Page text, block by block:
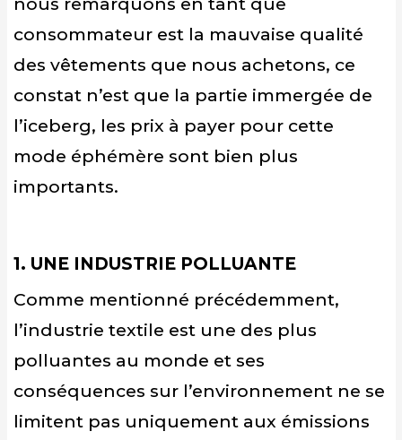
consommateur est la mauvaise qualité
des vêtements que nous achetons, ce
constat n’est que la partie immergée de
l’iceberg, les prix à payer pour cette
mode éphémère sont bien plus
importants.
1. UNE INDUSTRIE POLLUANTE
Comme mentionné précédemment,
l’industrie textile est une des plus
polluantes au monde et ses
conséquences sur l’environnement ne se
limitent pas uniquement aux émissions